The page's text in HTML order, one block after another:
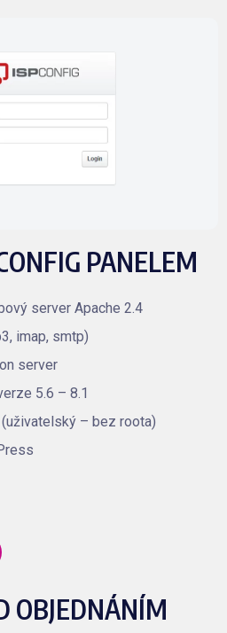
PANELEM
server Apache 2.4
imap, smtp)
server
5.6 – 8.1
– bez roota)
OBJEDNÁNÍM